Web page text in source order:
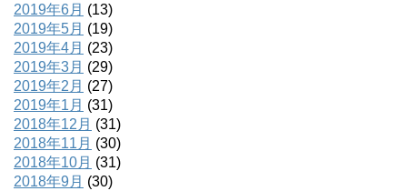
2019年6月 (13)
2019年5月 (19)
2019年4月 (23)
2019年3月 (29)
2019年2月 (27)
2019年1月 (31)
2018年12月 (31)
2018年11月 (30)
2018年10月 (31)
2018年9月 (30)